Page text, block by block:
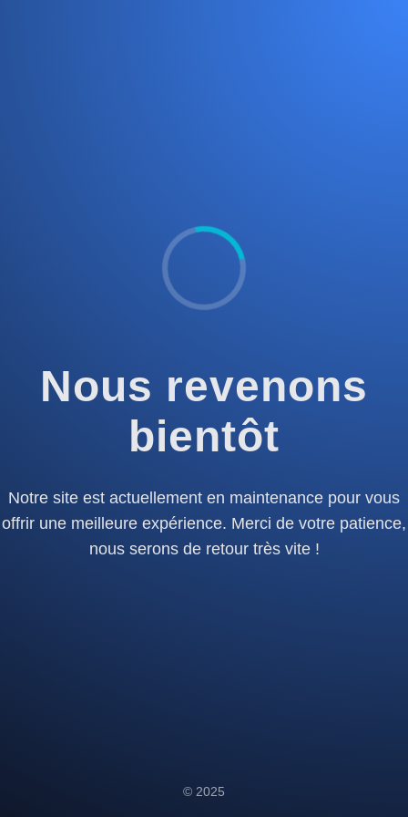
Nous revenons
bientôt
Notre site est actuellement en maintenance pour vous
offrir une meilleure expérience. Merci de votre patience,
nous serons de retour très vite !
© 2025